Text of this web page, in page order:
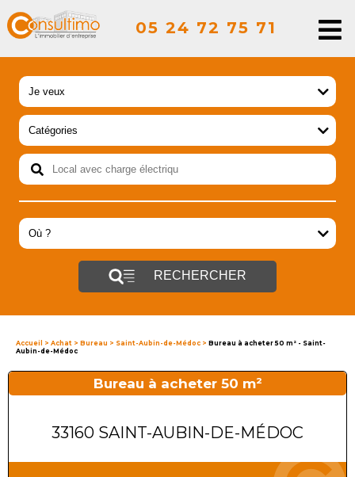
05 24 72 75 71
RECHERCHER
Accueil > Achat > Bureau > Saint-Aubin-de-Médoc > Bureau à acheter 50 m² - Saint-
Aubin-de-Médoc
Bureau à acheter 50 m²
33160 SAINT-AUBIN-DE-MÉDOC